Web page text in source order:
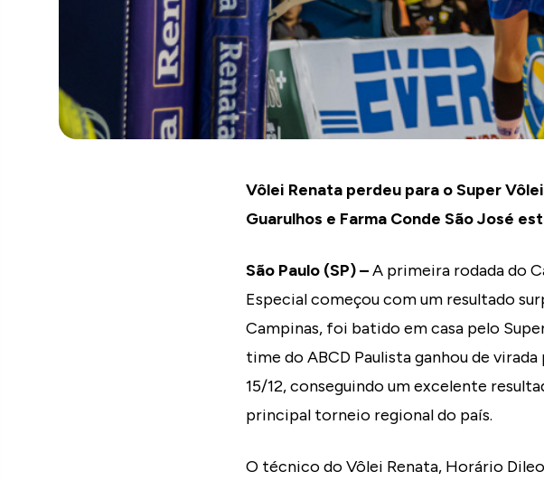
Vôlei Renata perdeu para o Super
Guarulhos e Farma Conde São José
São Paulo (SP) –A primeira rodada do
Especial começou com um resultado
Campinas, foi batido em casa pelo
time do ABCD Paulista ganhou de
15/12, conseguindo um excelente
principal torneio regional do país.
O técnico do Vôlei Renata, Horário